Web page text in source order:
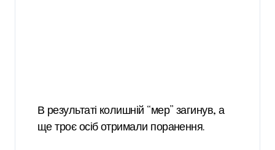
В результаті колишній “мер” загинув, а
ще троє осіб отримали поранення.